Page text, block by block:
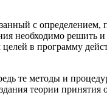
с определе­нием,
необходимо решить
в программу
те методы и
теории